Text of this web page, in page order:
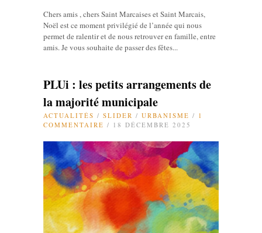
Chers amis , chers Saint Marcaises et Saint Marcais,
Noël est ce moment privilégié de l’année qui nous
permet de ralentir et de nous retrouver en famille, entre
amis. Je vous souhaite de passer des fêtes...
PLUi : les petits arrangements de
la majorité municipale
ACTUALITÉS / SLIDER / URBANISME / 1
COMMENTAIRE / 18 DÉCEMBRE 2025